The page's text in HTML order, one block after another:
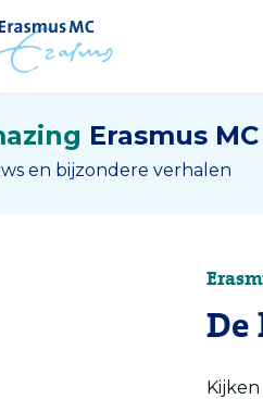
Erasmus MC
en bijzondere verhalen
De